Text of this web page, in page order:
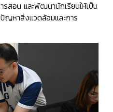
รสอน และพัฒนานักเรียนให้เป็น
ปัญหาสิ่งแวดล้อมและการ